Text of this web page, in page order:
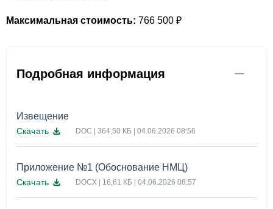
Максимальная стоимость: 766 500 ₽
Подробная информация
Извещение
Скачать DOC | 364,50 КБ | 04.06.2026 08:56
Приложение №1 (Обоснование НМЦ)
Скачать DOCX | 16,61 КБ | 04.06.2026 08:57